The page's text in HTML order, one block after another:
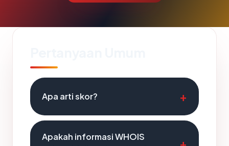
Apa arti skor?
Apakah informasi WHOIS